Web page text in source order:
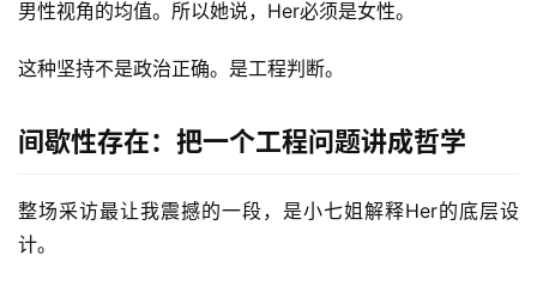
男性视角的均值。所以她说，Her必须是女性。
这种坚持不是政治正确。是工程判断。
间歇性存在：把一个工程问题讲成哲学
整场采访最让我震撼的一段，是小七姐解释Her的底层设
计。